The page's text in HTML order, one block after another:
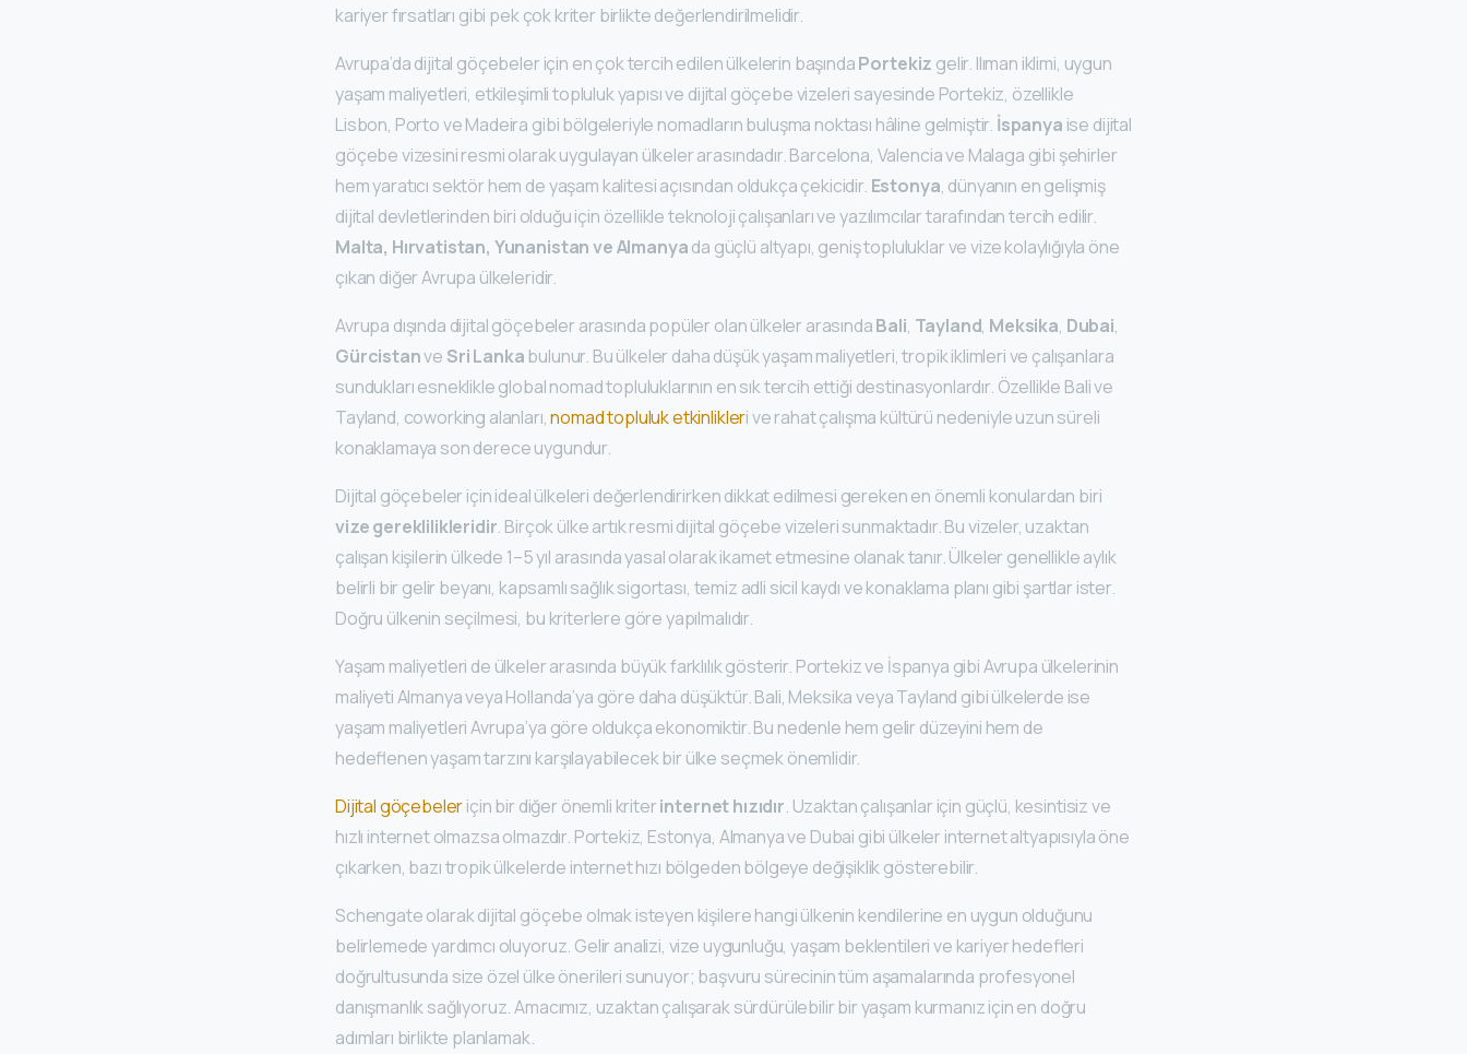
kariyer fırsatları gibi pek çok kriter birlikte değerlendirilmelidir.
Avrupa’da dijital göçebeler için en çok tercih edilen ülkelerin başındaPortekiz gelir. Ilıman iklimi, uygun
yaşam maliyetleri, etkileşimli topluluk yapısı ve dijital göçebe vizeleri sayesinde Portekiz, özellikle
Lisbon, Porto ve Madeira gibi bölgeleriyle nomadların buluşma noktası hâline gelmiştir. İspanya ise dijital
göçebe vizesini resmi olarak uygulayan ülkeler arasındadır. Barcelona, Valencia ve Malaga gibi şehirler
hem yaratıcı sektör hem de yaşam kalitesi açısından oldukça çekicidir. Estonya, dünyanın en gelişmiş
dijital devletlerinden biri olduğu için özellikle teknoloji çalışanları ve yazılımcılar tarafından tercih edilir.
Malta, Hırvatistan, Yunanistan ve Almanyada güçlü altyapı, geniş topluluklar ve vize kolaylığıyla öne
çıkan diğer Avrupa ülkeleridir.
Avrupa dışında dijital göçebeler arasında popüler olan ülkeler arasındaBali, Tayland, Meksika, Dubai,
Gürcistanve Sri Lankabulunur. Bu ülkeler daha düşük yaşam maliyetleri, tropik iklimleri ve çalışanlara
sundukları esneklikle global nomad topluluklarının en sık tercih ettiği destinasyonlardır. Özellikle Bali ve
Tayland, coworking alanları,nomad topluluk etkinlikleri ve rahat çalışma kültürü nedeniyle uzun süreli
konaklamaya son derece uygundur.
Dijital göçebeler için ideal ülkeleri değerlendirirken dikkat edilmesi gereken en önemli konulardan biri
vize gereklilikleridir. Birçok ülke artık resmi dijital göçebe vizeleri sunmaktadır. Bu vizeler, uzaktan
çalışan kişilerin ülkede 1–5 yıl arasında yasal olarak ikamet etmesine olanak tanır. Ülkeler genellikle aylık
belirli bir gelir beyanı, kapsamlı sağlık sigortası, temiz adli sicil kaydı ve konaklama planı gibi şartlar ister.
Doğru ülkenin seçilmesi, bu kriterlere göre yapılmalıdır.
Yaşam maliyetleri de ülkeler arasında büyük farklılık gösterir. Portekiz ve İspanya gibi Avrupa ülkelerinin
maliyeti Almanya veya Hollanda’ya göre daha düşüktür. Bali, Meksika veya Tayland gibi ülkelerde ise
yaşam maliyetleri Avrupa’ya göre oldukça ekonomiktir. Bu nedenle hem gelir düzeyini hem de
hedeflenen yaşam tarzını karşılayabilecek bir ülke seçmek önemlidir.
Dijital göçebeleriçin bir diğer önemli kriterinternet hızıdır. Uzaktan çalışanlar için güçlü, kesintisiz ve
hızlı internet olmazsa olmazdır. Portekiz, Estonya, Almanya ve Dubai gibi ülkeler internet altyapısıyla öne
çıkarken, bazı tropik ülkelerde internet hızı bölgeden bölgeye değişiklik gösterebilir.
Schengate olarak dijital göçebe olmak isteyen kişilere hangi ülkenin kendilerine en uygun olduğunu
belirlemede yardımcı oluyoruz. Gelir analizi, vize uygunluğu, yaşam beklentileri ve kariyer hedefleri
doğrultusunda size özel ülke önerileri sunuyor; başvuru sürecinin tüm aşamalarında profesyonel
danışmanlık sağlıyoruz. Amacımız, uzaktan çalışarak sürdürülebilir bir yaşam kurmanız için en doğru
adımları birlikte planlamak.